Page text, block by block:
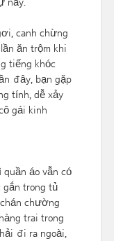
này.
canh chừng
ăn trộm khi
tiếng khóc
đây, bạn gặp
tính, dễ xảy
gái kinh
áo vẫn có
trong tủ
chường
trai trong
đi ra ngoài,